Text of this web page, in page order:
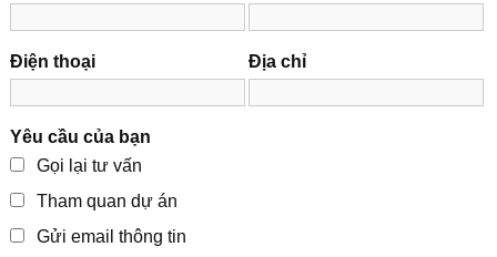
Điện thoại Địa chỉ
Yêu cầu của bạn
Gọi lại tư vấn
Tham quan dự án
Gửi email thông tin